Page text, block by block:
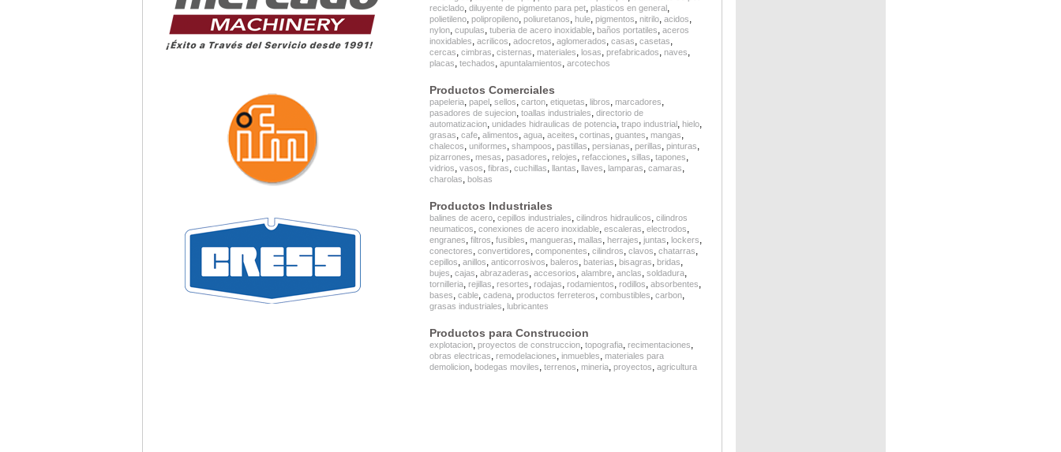
reciclado, diluyente de pigmento para pet, plasticos en general,
polietileno, polipropileno, poliuretanos, hule, pigmentos, nitrilo, acidos,
nylon, cupulas, tuberia de acero inoxidable, baños portatiles, aceros
inoxidables, acrilicos, adocretos, aglomerados, casas, casetas,
cercas, cimbras, cisternas, materiales, losas, prefabricados, naves,
placas, techados, apuntalamientos, arcotechos
Productos Comerciales
papeleria, papel, sellos, carton, etiquetas, libros, marcadores,
pasadores de sujecion, toallas industriales, directorio de
automatizacion, unidades hidraulicas de potencia, trapo industrial, hielo,
grasas, cafe, alimentos, agua, aceites, cortinas, guantes, mangas,
chalecos, uniformes, shampoos, pastillas, persianas, perillas, pinturas,
pizarrones, mesas, pasadores, relojes, refacciones, sillas, tapones,
vidrios, vasos, fibras, cuchillas, llantas, llaves, lamparas, camaras,
charolas, bolsas
Productos Industriales
balines de acero, cepillos industriales, cilindros hidraulicos, cilindros
neumaticos, conexiones de acero inoxidable, escaleras, electrodos,
engranes, filtros, fusibles, mangueras, mallas, herrajes, juntas, lockers,
conectores, convertidores, componentes, cilindros, clavos, chatarras,
cepillos, anillos, anticorrosivos, baleros, baterias, bisagras, bridas,
bujes, cajas, abrazaderas, accesorios, alambre, anclas, soldadura,
tornilleria, rejillas, resortes, rodajas, rodamientos, rodillos, absorbentes,
bases, cable, cadena, productos ferreteros, combustibles, carbon,
grasas industriales, lubricantes
Productos para Construccion
explotacion, proyectos de construccion, topografia, recimentaciones,
obras electricas, remodelaciones, inmuebles, materiales para
demolicion, bodegas moviles, terrenos, mineria, proyectos, agricultura